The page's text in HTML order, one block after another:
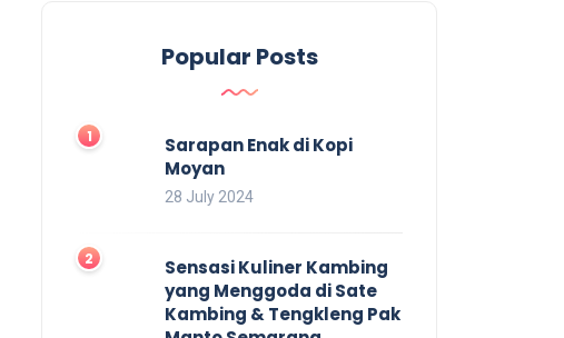
Popular Posts
Sarapan Enak di Kopi
Moyan
28 July 2024
Sensasi Kuliner Kambing
yang Menggoda di Sate
Kambing & Tengkleng Pak